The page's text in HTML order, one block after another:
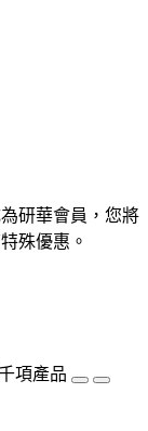
研華會員，您將
殊優惠。
項產品